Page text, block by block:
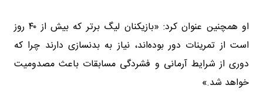
او همچنین عنوان کرد: «بازیکنان لیگ برتر که بیش از ۴۰ روز
است از تمرینات دور بوده‌اند، نیاز به بدنسازی دارند چرا که
دوری از شرایط آرمانی و فشردگی مسابقات باعث مصدومیت
خواهد شد.»